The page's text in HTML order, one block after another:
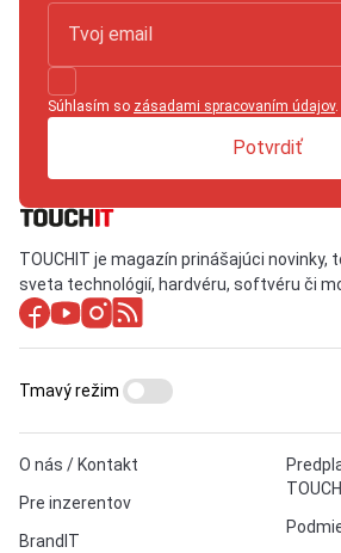
Súhlasím so zásadami spracovaním údajov.
Potvrdiť
TOUCHIT je magazín prinášajúci novinky,
sveta technológií, hardvéru, softvéru či
O nás / Kontakt
Pre inzerentov
BrandIT
Tmavý režim